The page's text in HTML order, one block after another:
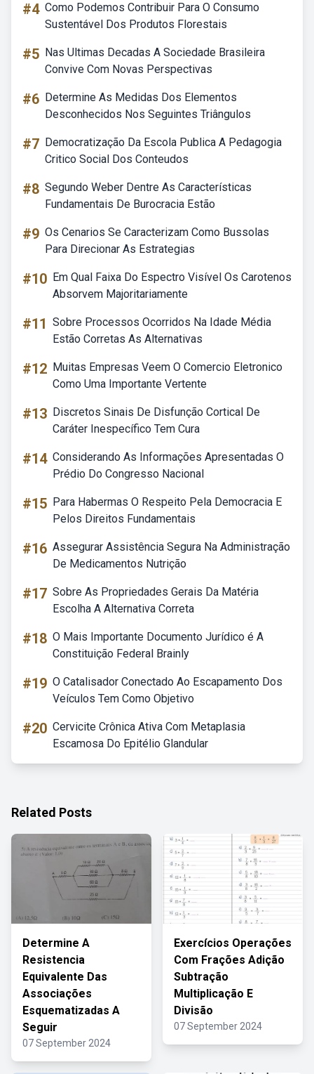
#4 Como Podemos Contribuir Para O Consumo
Sustentável Dos Produtos Florestais
#5 Nas Ultimas Decadas A Sociedade Brasileira
Convive Com Novas Perspectivas
#6 Determine As Medidas Dos Elementos
Desconhecidos Nos Seguintes Triângulos
#7 Democratização Da Escola Publica A Pedagogia
Critico Social Dos Conteudos
#8 Segundo Weber Dentre As Características
Fundamentais De Burocracia Estão
#9 Os Cenarios Se Caracterizam Como Bussolas
Para Direcionar As Estrategias
#10 Em Qual Faixa Do Espectro Visível Os Carotenos
Absorvem Majoritariamente
#11 Sobre Processos Ocorridos Na Idade Média
Estão Corretas As Alternativas
#12 Muitas Empresas Veem O Comercio Eletronico
Como Uma Importante Vertente
#13 Discretos Sinais De Disfunção Cortical De
Caráter Inespecífico Tem Cura
#14 Considerando As Informações Apresentadas O
Prédio Do Congresso Nacional
#15 Para Habermas O Respeito Pela Democracia E
Pelos Direitos Fundamentais
#16 Assegurar Assistência Segura Na Administração
De Medicamentos Nutrição
#17 Sobre As Propriedades Gerais Da Matéria
Escolha A Alternativa Correta
#18 O Mais Importante Documento Jurídico é A
Constituição Federal Brainly
#19 O Catalisador Conectado Ao Escapamento Dos
Veículos Tem Como Objetivo
#20 Cervicite Crônica Ativa Com Metaplasia
Escamosa Do Epitélio Glandular
Related Posts
Determine A
Resistencia
Equivalente Das
Associações
Esquematizadas A
Seguir
07 September 2024
Exercícios Operações
Com Frações Adição
Subtração
Multiplicação E
Divisão
07 September 2024